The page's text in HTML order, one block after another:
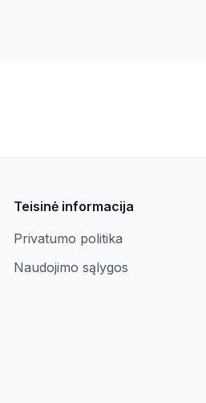
Teisinė informacija
Privatumo politika
Naudojimo sąlygos